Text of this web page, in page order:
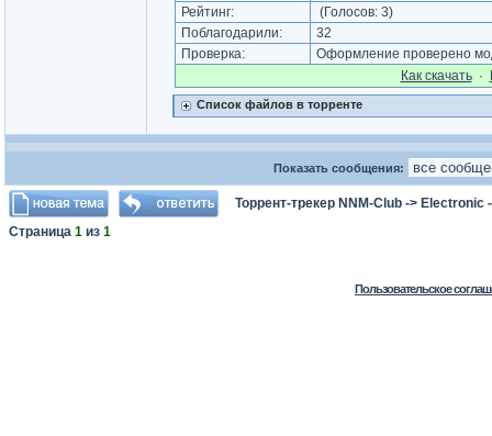
Рейтинг: (Голосов: 3)
Поблагодарили:
32
Проверка:
Оформление проверено
Как cкачать·
Список файлов в торренте
Показать сообщения:
Торрент-трекер NNM-Club -> Electronic
Страница 1 из 1
Пользовательское